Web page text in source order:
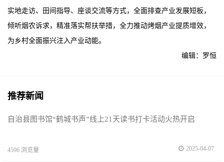
实地走访、田间指导、座谈交流等方式，全面排查产业发展短板，
倾听烟农诉求，精准落实帮扶举措，全力推动烤烟产业提质增效，
为乡村全面振兴注入产业动能。
编辑：罗恒
推荐新闻
自治县图书馆“鹤城书声”线上21天读书打卡活动火热开启
4596 浏览量 2025-04-07